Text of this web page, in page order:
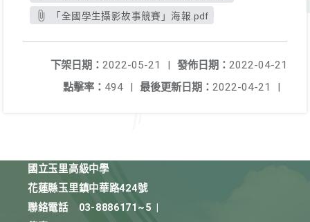
「全國學生攝影故事競賽」海報.pdf
發佈日期： 2022-04-21
下架日期： 2022-05-21
|
最後更新日期： 2022-04-21 |
點擊率： 494 |
國立玉里高級中學
花蓮縣玉里鎮中華路424號
聯絡電話
03-8886171~5